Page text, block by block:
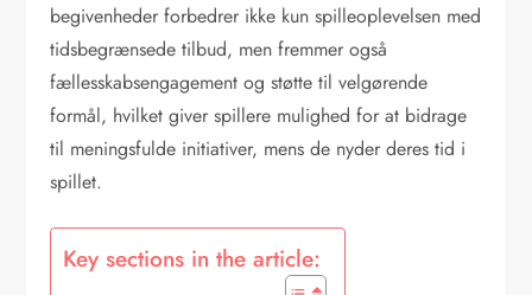
begivenheder forbedrer ikke kun spilleoplevelsen med
tidsbegrænsede tilbud, men fremmer også
fællesskabsengagement og støtte til velgørende
formål, hvilket giver spillere mulighed for at bidrage
til meningsfulde initiativer, mens de nyder deres tid i
spillet.
Key sections in the article: